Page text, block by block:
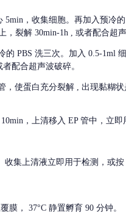
5min，收集细胞。再加入预冷
裂解 30min-1h , 或者配合超声
的 PBS 洗三次。加入 0.5-1ml
配合超声波破碎。
，使蛋白充分裂解 , 出现黏糊
，上清移入 EP 管中，立
收集上清液立即用于检测，或
膜， 37°C 静置孵育 90 分钟。